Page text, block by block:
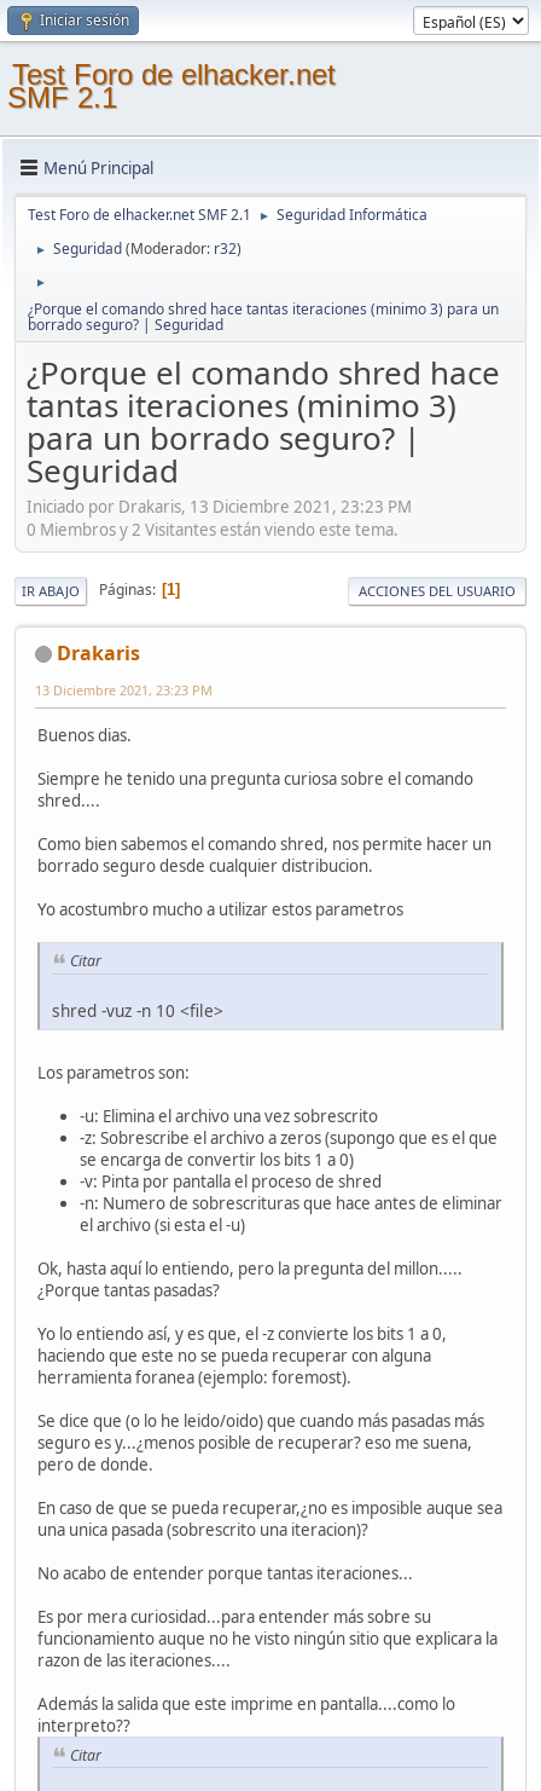
Iniciar sesión
Test Foro de elhacker.net
SMF 2.1
Menú Principal
Test Foro de elhacker.net SMF 2.1 ► Seguridad Informática
► Seguridad(Moderador: r32)
►
¿Porque el comando shred hace tantas iteraciones (minimo 3) para un
borrado seguro? | Seguridad
¿Porque el comando shred hace
tantas iteraciones (minimo 3)
para un borrado seguro? |
Seguridad
Iniciado por Drakaris, 13 Diciembre 2021, 23:23 PM
0 Miembros y 2 Visitantes están viendo este tema.
IR ABAJO Páginas 1 ACCIONES DEL USUARIO
Drakaris
13 Diciembre 2021, 23:23 PM
Buenos dias.
Siempre he tenido una pregunta curiosa sobre el comando
shred....
Como bien sabemos el comando shred, nos permite hacer un
borrado seguro desde cualquier distribucion.
Yo acostumbro mucho a utilizar estos parametros
Citar
shred -vuz -n 10 <file>
Los parametros son:
-u: Elimina el archivo una vez sobrescrito
-z: Sobrescribe el archivo a zeros (supongo que es el que
se encarga de convertir los bits 1 a 0)
-v: Pinta por pantalla el proceso de shred
-n: Numero de sobrescrituras que hace antes de eliminar
el archivo (si esta el -u)
Ok, hasta aquí lo entiendo, pero la pregunta del millon.....
¿Porque tantas pasadas?
Yo lo entiendo así, y es que, el -z convierte los bits 1 a 0,
haciendo que este no se pueda recuperar con alguna
herramienta foranea (ejemplo: foremost).
Se dice que (o lo he leido/oido) que cuando más pasadas más
seguro es y...¿menos posible de recuperar? eso me suena,
pero de donde.
En caso de que se pueda recuperar,¿no es imposible auque sea
una unica pasada (sobrescrito una iteracion)?
No acabo de entender porque tantas iteraciones...
Es por mera curiosidad...para entender más sobre su
funcionamiento auque no he visto ningún sitio que explicara la
razon de las iteraciones....
Además la salida que este imprime en pantalla....como lo
interpreto??
Citar